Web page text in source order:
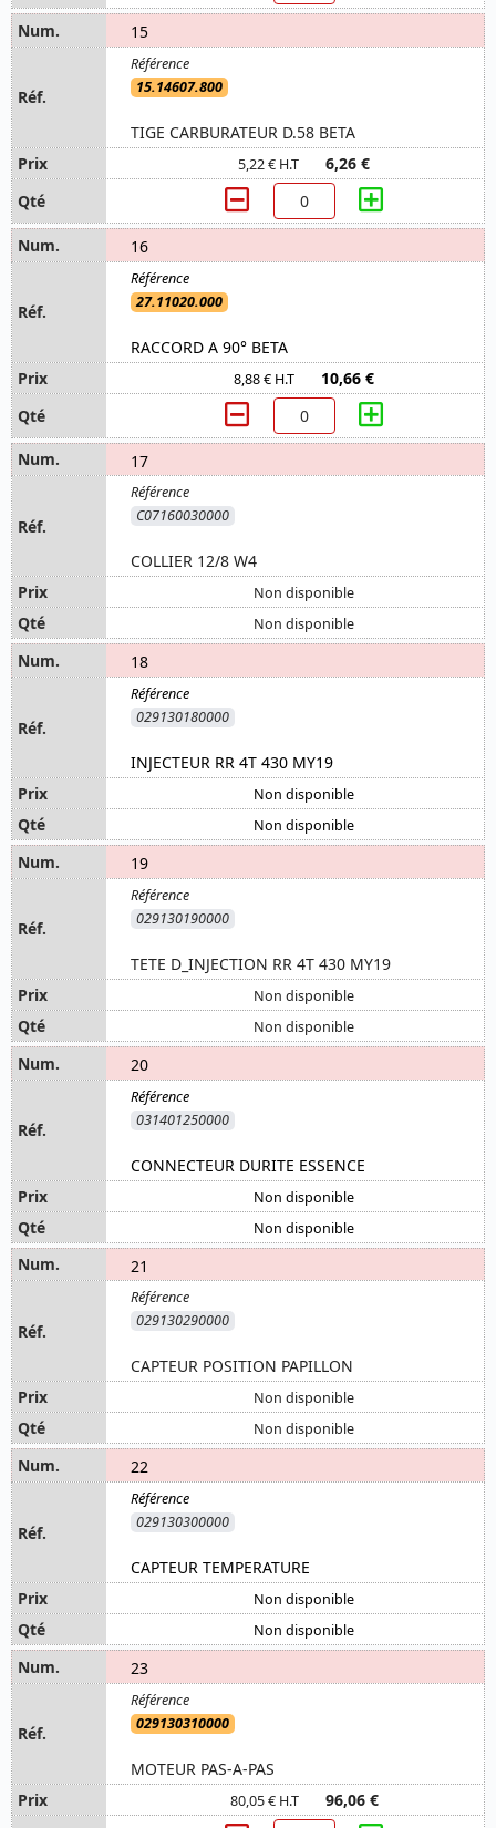
15
15.14607.800
TIGE CARBURATEUR D.58 BETA
5,22 € H.T 6,26 €
16
27.11020.000
RACCORD A 90° BETA
8,88 € H.T 10,66 €
17
C07160030000
COLLIER 12/8 W4
Non disponible
Non disponible
18
029130180000
INJECTEUR RR 4T 430 MY19
Non disponible
Non disponible
19
029130190000
TETE D_INJECTION RR 4T 430 MY19
Non disponible
Non disponible
20
031401250000
CONNECTEUR DURITE ESSENCE
Non disponible
Non disponible
21
029130290000
CAPTEUR POSITION PAPILLON
Non disponible
Non disponible
22
029130300000
CAPTEUR TEMPERATURE
Non disponible
Non disponible
23
029130310000
MOTEUR PAS-A-PAS
80,05 € H.T 96,06 €